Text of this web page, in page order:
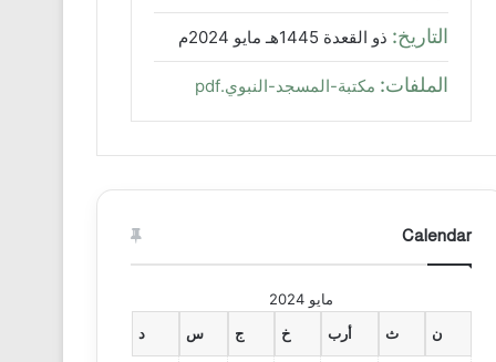
التاريخ: ذو القعدة 1445هـ مايو 2024م
الملفات: مكتبة-المسجد-النبوي.pdf
Calendar
مايو 2024
ن
ث أرب خ ج س د